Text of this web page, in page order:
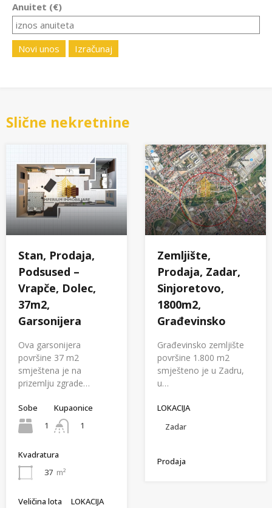
Anuitet (€)
Novi unos Izračunaj
Slične nekretnine
Stan, Prodaja,
Podsused –
Vrapče, Dolec,
37m2,
Garsonijera
Ova garsonijera
površine 37 m2
smještena je na
prizemlju zgrade…
Sobe
1
Kupaonice
1
Kvadratura
37 m²
Veličina lota
LOKACIJA
Zemljište,
Prodaja, Zadar,
Sinjoretovo,
1800m2,
Građevinsko
Građevinsko zemljište
površine 1.800 m2
smješteno je u Zadru,
u…
LOKACIJA
Zadar
Prodaja